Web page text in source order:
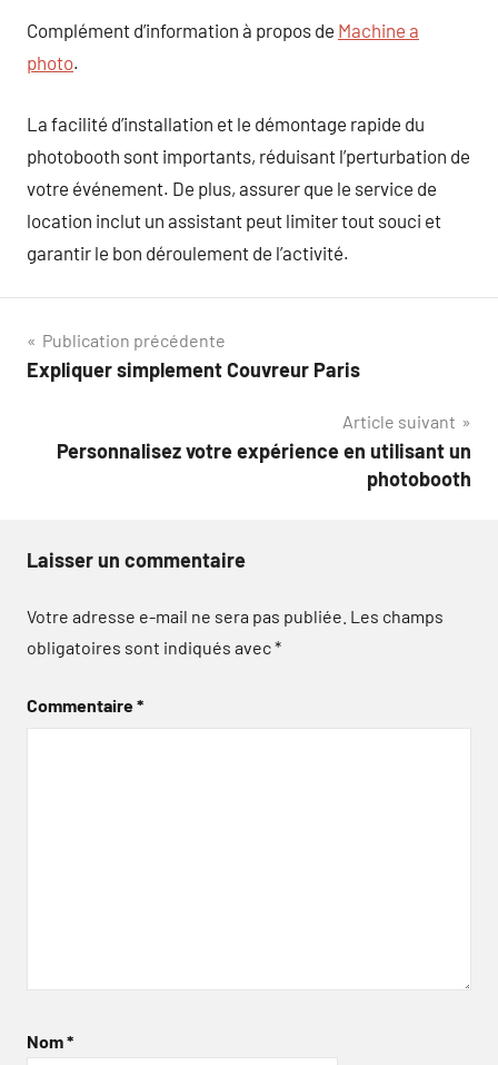
Complément d’information à propos de Machine a
photo.
La facilité d’installation et le démontage rapide du
photobooth sont importants, réduisant l’perturbation de
votre événement. De plus, assurer que le service de
location inclut un assistant peut limiter tout souci et
garantir le bon déroulement de l’activité.
Navigation
de
Publication précédente
Expliquer simplement Couvreur Paris
Article suivant
Personnalisez votre expérience en utilisant un
photobooth
Laisser un commentaire
Votre adresse e-mail ne sera pas publiée. Les champs
obligatoires sont indiqués avec*
Commentaire*
Nom*